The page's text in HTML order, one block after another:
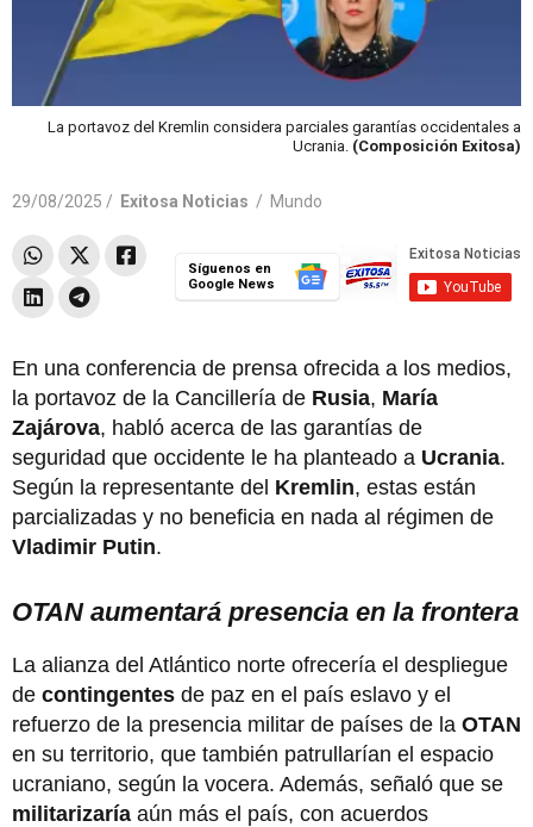
La portavoz del Kremlin considera parciales garantías occidentales a
Ucrania. (Composición Exitosa)
29/08/2025 / Exitosa Noticias / Mundo
Síguenos en
Google News
En una conferencia de prensa ofrecida a los medios,
la portavoz de la Cancillería de Rusia, María
Zajárova, habló acerca de las garantías de
seguridad que occidente le ha planteado a Ucrania.
Según la representante del Kremlin, estas están
parcializadas y no beneficia en nada al régimen de
Vladimir Putin.
OTAN aumentará presencia en la frontera
La alianza del Atlántico norte ofrecería el despliegue
de contingentes de paz en el país eslavo y el
refuerzo de la presencia militar de países de la OTAN
en su territorio, que también patrullarían el espacio
ucraniano, según la vocera. Además, señaló que se
militarizaría aún más el país, con acuerdos